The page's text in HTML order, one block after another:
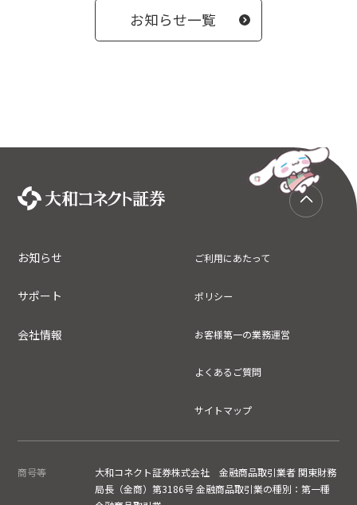
お知らせ一覧
お知らせ
サポート
会社情報
ご利用にあたって
ポリシー
お客様第一の業務運営
よくあるご質問
サイトマップ
商号等
大和コネクト証券株式会社 金融商品取引業者 関東財務
局長（金商）第3186号 金融商品取引業の種別：第一種